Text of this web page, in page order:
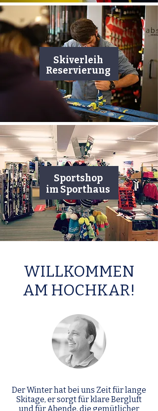
Reservierung
Skiverleih
Sportshop
im Sporthaus
WILLKOMMEN
AM HOCHKAR!
Der Winter hat bei uns Zeit für lange
Skitage, er sorgt für klare Bergluft
und für Abende, die gemütlicher